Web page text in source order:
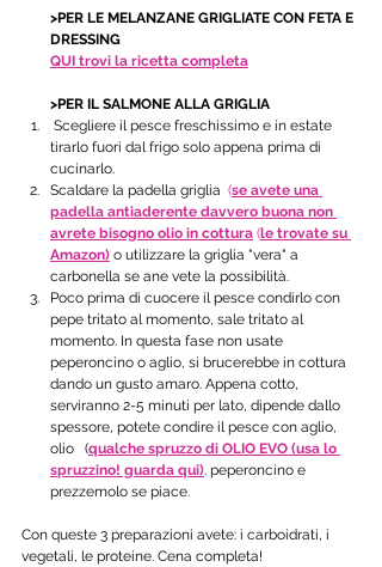
>PER LE MELANZANE GRIGLIATE CON FETA E
DRESSING
QUI trovi la ricetta completa
        >PER IL SALMONE ALLA GRIGLIA
tirarlo fuori dal frigo solo appena prima di
cucinarlo.
Scaldare la padella griglia (se avete una
padella antiaderente davvero buona non
avrete bisogno olio in cottura (le trovate su
Amazon) o utilizzare la griglia "vera" a
carbonella se ane vete la possibilità.
Poco prima di cuocere il pesce condirlo con
pepe tritato al momento, sale tritato al
momento. In questa fase non usate
peperoncino o aglio, si brucerebbe in cottura
dando un gusto amaro. Appena cotto,
serviranno 2-5 minuti per lato, dipende dallo
spessore, potete condire il pesce con aglio,
olio   (qualche spruzzo di OLIO EVO (usa lo
spruzzino! guarda qui). peperoncino e
prezzemolo se piace.
Con queste 3 preparazioni avete: i carboidrati, i
vegetali, le proteine. Cena completa!